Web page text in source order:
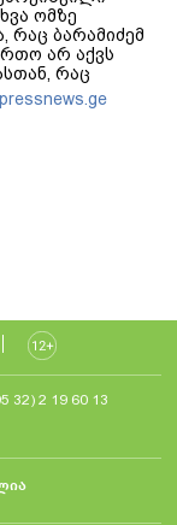
ომზე
რაც ბარამიძემ
არ აქვს
რაც
იყო - შემიძლია
ვაჩვენო
32) 2 19 60 13